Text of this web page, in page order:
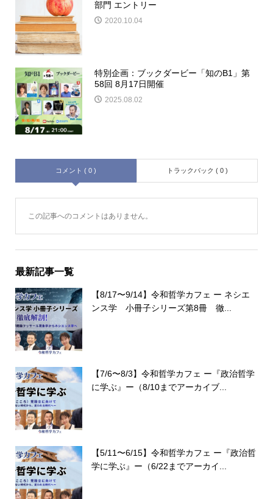
部門 エントリー
2020.10.04
特別企画：ブックダービー「知のB1」第
58回 8月17日開催
2025.08.02
コメント ( 0 ) トラックバック ( 0 )
この記事へのコメントはありません。
最新記事一覧
【8/17〜9/14】令和哲学カフェ ー ネシエ
ンス学 小冊子シリーズ第8冊 徹...
【7/6〜8/3】令和哲学カフェ ー『政治哲学
に学ぶ』ー（8/10までアーカイブ...
【5/11〜6/15】令和哲学カフェ ー『政治哲
学に学ぶ』ー（6/22までアーカイ...